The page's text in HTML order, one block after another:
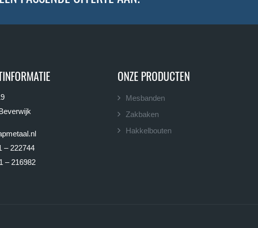
– 222744
– 216982
ONZE PRODUCTEN
Mesbanden
Zakbaken
Hakkelbouten